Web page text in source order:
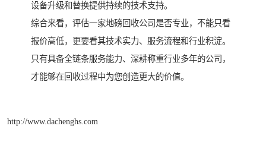
设备升级和替换提供持续的技术支持。
综合来看，评估一家地磅回收公司是否专业，不能只看
报价高低，更要看其技术实力、服务流程和行业积淀。
只有具备全链条服务能力、深耕称重行业多年的公司，
才能够在回收过程中为您创造更大的价值。
http://www.dachenghs.com